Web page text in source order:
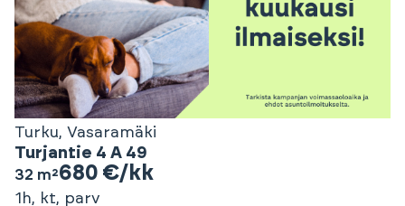
Turku, Vasaramäki
Turjantie 4 A 49
32 m²680 €/kk
1h, kt, parv